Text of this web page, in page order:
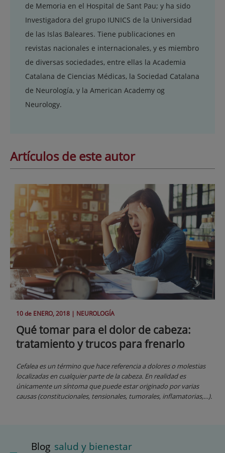
de Memoria en el Hospital de Sant Pau; y ha sido
Investigadora del grupo IUNICS de la Universidad
de las Islas Baleares. Tiene publicaciones en
revistas nacionales e internacionales, y es miembro
de diversas sociedades, entre ellas la Academia
Catalana de Ciencias Médicas, la Sociedad Catalana
de Neurología, y la American Academy og
Neurology.
Artículos de este autor
10 de ENERO, 2018 | NEUROLOGÍA
Qué tomar para el dolor de cabeza:
tratamiento y trucos para frenarlo
Cefalea es un término que hace referencia a dolores o molestias
localizadas en cualquier parte de la cabeza. En realidad es
únicamente un síntoma que puede estar originado por varias
causas (constitucionales, tensionales, tumorales, inflamatorias,…).
Blog salud y bienestar